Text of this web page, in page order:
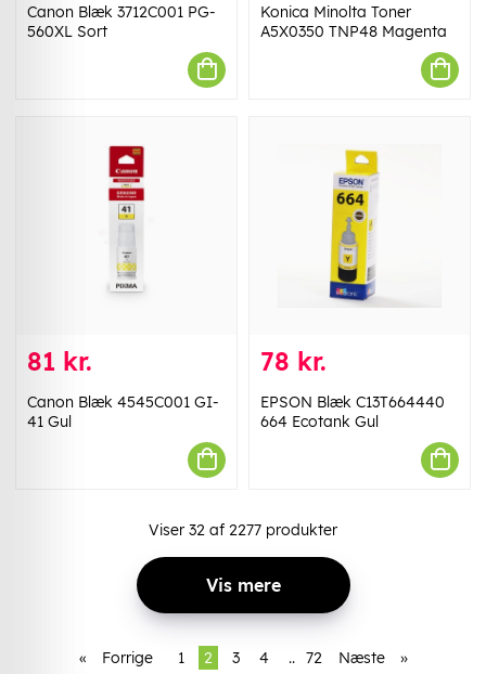
Canon Blæk 3712C001 PG-
560XL Sort
Konica Minolta Toner
A5X0350 TNP48 Magenta
81 kr.
Canon Blæk 4545C001 GI-
41 Gul
78 kr.
EPSON Blæk C13T664440
664 Ecotank Gul
Viser 32 af 2277 produkter
Vis mere
« Forrige 1 2 3 4 .. 72 Næste »